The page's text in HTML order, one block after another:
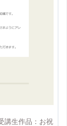
講生作品：お祝